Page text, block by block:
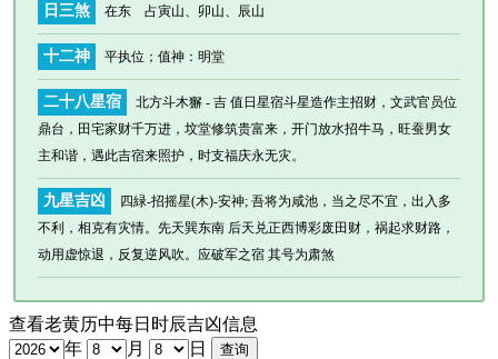
日三煞 在东 占寅山、卯山、辰山
十二神 平执位 ；值神：明堂
二十八星宿
北方斗木獬 - 吉 值日星宿斗星造作主招财，文武官员位
鼎台，田宅家财千万进，坟堂修筑贵富来，开门放水招牛马，旺蚕男女
主和谐，遇此吉宿来照护，时支福庆永无灾。
九星吉凶
四緑-招摇星(木)-安神; 吾将为咸池，当之尽不宜，出入多
不利，相克有灾情。先天巽东南 后天兑正西博彩废田财，祸起求财路，
动用虚惊退，反复逆风吹。应破军之宿 其号为肃煞
查看老黄历中每日时辰吉凶信息
年
月
日